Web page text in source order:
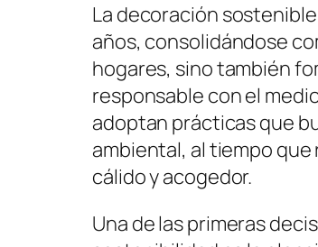
La decoración
años, consolidándose
hogares, sino también
responsable con el
adoptan prácticas que
ambiental, al tiempo
cálido y acogedor.
Una de las primeras